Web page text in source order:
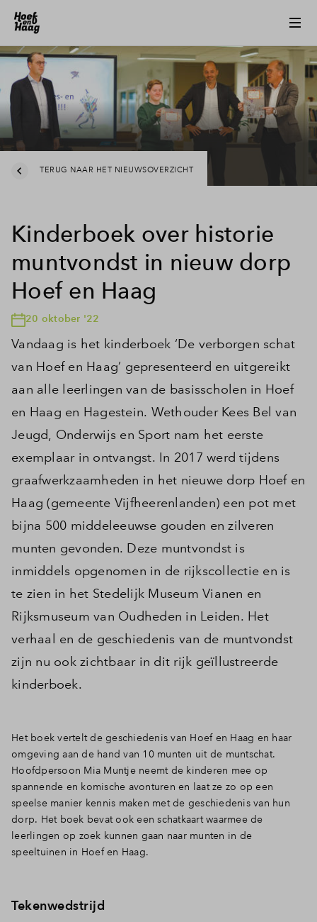
Inloggen
TERUG NAAR HET NIEUWSOVERZICHT
Kinderboek over historie
muntvondst in nieuw dorp
Hoef en Haag
20 oktober '22
Vandaag is het kinderboek ‘De verborgen schat
van Hoef en Haag’ gepresenteerd en uitgereikt
aan alle leerlingen van de basisscholen in Hoef
en Haag en Hagestein. Wethouder Kees Bel van
Jeugd, Onderwijs en Sport nam het eerste
exemplaar in ontvangst. In 2017 werd tijdens
graafwerkzaamheden in het nieuwe dorp Hoef en
Haag (gemeente Vijfheerenlanden) een pot met
bijna 500 middeleeuwse gouden en zilveren
munten gevonden. Deze muntvondst is
inmiddels opgenomen in de rijkscollectie en is
te zien in het Stedelijk Museum Vianen en
Rijksmuseum van Oudheden in Leiden. Het
verhaal en de geschiedenis van de muntvondst
zijn nu ook zichtbaar in dit rijk geïllustreerde
kinderboek.
Het boek vertelt de geschiedenis van Hoef en Haag en haar
omgeving aan de hand van 10 munten uit de muntschat.
Hoofdpersoon Mia Muntje neemt de kinderen mee op
spannende en komische avonturen en laat ze zo op een
speelse manier kennis maken met de geschiedenis van hun
dorp. Het boek bevat ook een schatkaart waarmee de
leerlingen op zoek kunnen gaan naar munten in de
speeltuinen in Hoef en Haag.
Tekenwedstrijd